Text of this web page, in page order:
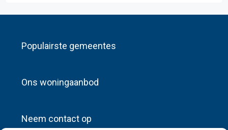
Populairste gemeentes
Ons woningaanbod
Neem contact op